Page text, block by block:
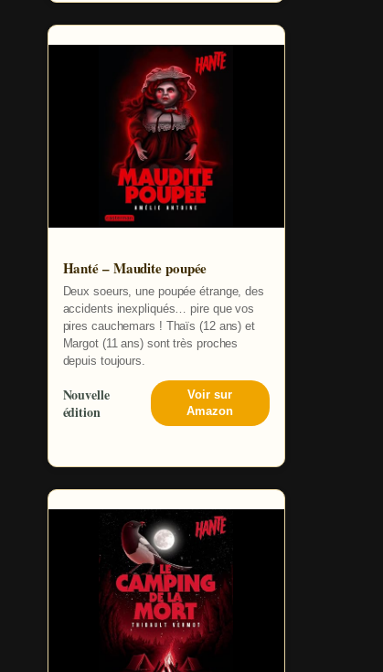
Hanté – Maudite poupée
Deux soeurs, une poupée étrange, des
accidents inexpliqués… pire que vos
pires cauchemars ! Thaïs (12 ans) et
Margot (11 ans) sont très proches
depuis toujours.
Nouvelle
édition
Voir sur
Amazon